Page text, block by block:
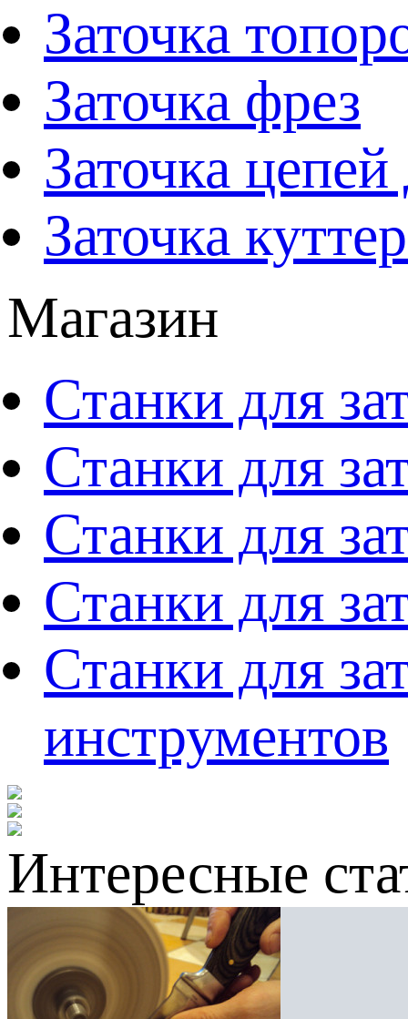
Заточка
Заточка фрез
Заточка
Заточка
Магазин
Станки для
Станки для
Станки для
Станки для
Станки для
инструментов
Интересные